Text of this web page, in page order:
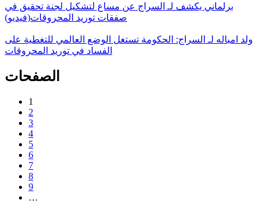
برلماني يكشف لـ السراج عن مساع لتشكيل لجنة تحقيق في
صفقات توريد المحروقات(فيديو)
ولد امباله لـ السراج: الحكومة تستغل الوضع العالمي للتغطية على
الفساد في توريد المحروقات
الصفحات
1
2
3
4
5
6
7
8
9
…